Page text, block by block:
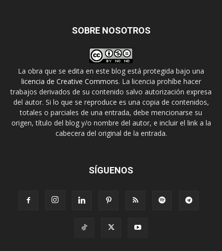
SOBRE NOSOTROS
La obra que se edita en este blog está protegida bajo una
licencia de Creative Commons. La licencia prohíbe hacer
trabajos derivados de su contenido salvo autorización expresa
del autor. Si lo que se reproduce es una copia de contenidos,
totales o parciales de una entrada, debe mencionarse su
origen, título del blog y/o nombre del autor, e incluir el link a la
cabecera del original de la entrada.
SÍGUENOS